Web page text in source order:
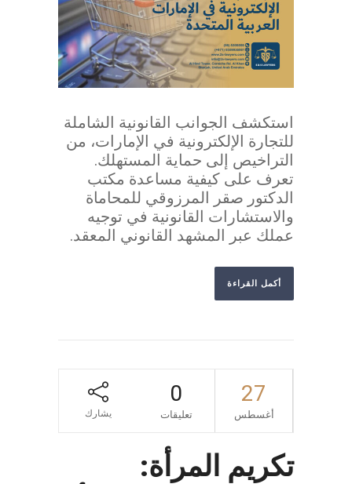
استكشف الجوانب القانونية الشاملة
للتجارة الإلكترونية في الإمارات، من
التراخيص إلى حماية المستهلك.
تعرف على كيفية مساعدة مكتب
الدكتور صقر المرزوقي للمحاماة
والاستشارات القانونية في توجيه
عملك عبر المشهد القانوني المعقد.
أكمل القراءة
27
أغسطس
0
تعليقات يشارك
تكريم المرأة: